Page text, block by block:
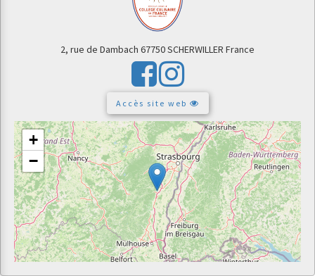
2, rue de Dambach 67750 SCHERWILLER France
Accès site web
+
−